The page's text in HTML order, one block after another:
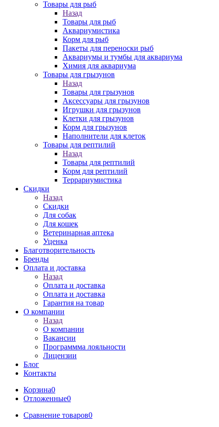
Товары для рыб
Назад
Товары для рыб
Аквариумистика
Корм для рыб
Пакеты для переноски рыб
Аквариумы и тумбы для аквариума
Химия для аквариума
Товары для грызунов
Назад
Товары для грызунов
Аксессуары для грызунов
Игрушки для грызунов
Клетки для грызунов
Корм для грызунов
Наполнители для клеток
Товары для рептилий
Назад
Товары для рептилий
Корм для рептилий
Террариумистика
Скидки
Назад
Скидки
Для собак
Для кошек
Ветеринарная аптека
Уценка
Благотворительность
Бренды
Оплата и доставка
Назад
Оплата и доставка
Оплата и доставка
Гарантия на товар
О компании
Назад
О компании
Вакансии
Программма лояльности
Лицензии
Блог
Контакты
Корзина0
Отложенные0
Сравнение товаров0